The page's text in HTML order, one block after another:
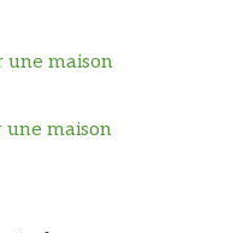
une maison
une maison